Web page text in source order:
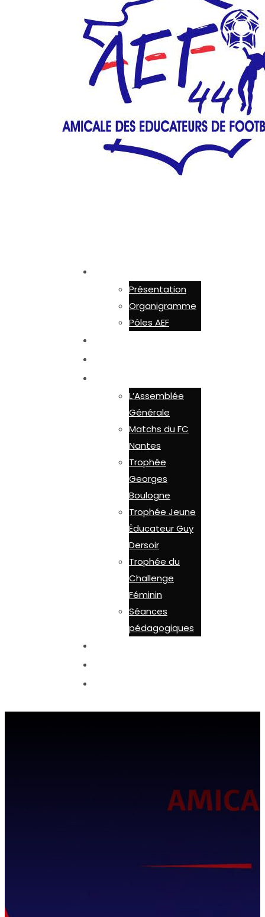
Présentation
Organigramme
Pôles AEF
L’Assemblée
Générale
Matchs du FC
Nantes
Trophée
Georges
Boulogne
Trophée Jeune
Éducateur Guy
Dersoir
Trophée du
Challenge
Féminin
Séances
pédagogiques